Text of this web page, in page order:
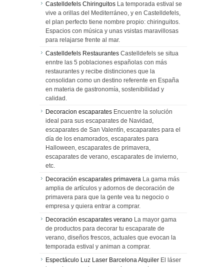
Castelldefels Chiringuitos La temporada estival se
vive a orillas del Mediterráneo, y en Castelldefels,
el plan perfecto tiene nombre propio: chiringuitos.
Espacios con música y unas vsistas maravillosas
para relajarse frente al mar.
Castelldefels Restaurantes Castelldefels se situa
enntre las 5 poblaciones españolas con más
restaurantes y recibe distinciones que la
consolidan como un destino referente en España
en materia de gastronomía, sostenibilidad y
calidad.
Decoracion escaparates Encuentre la solución
ideal para sus escaparates de Navidad,
escaparates de San Valentín, escaparates para el
día de los enamorados, escaparates para
Halloween, escaparates de primavera,
escaparates de verano, escaparates de invierno,
etc.
Decoración escaparates primavera La gama más
amplia de artículos y adornos de decoración de
primavera para que la gente vea tu negocio o
empresa y quiera entrar a comprar.
Decoración escaparates verano La mayor gama
de productos para decorar tu escaparate de
verano, diseños frescos, actuales que evocan la
temporada estival y animan a comprar.
Espectáculo Luz Laser Barcelona Alquiler El láser